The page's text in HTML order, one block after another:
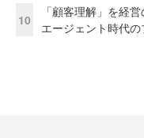
10
「顧客理解」を経
エージェント時代